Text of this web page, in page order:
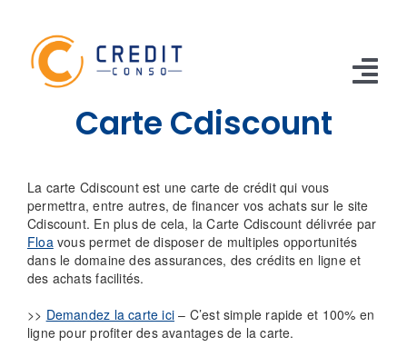
content
TRAVAUX
VOITURE
RENOUVELABLE
Carte Cdiscount
La carte Cdiscount est une carte de crédit qui vous
permettra, entre autres, de financer vos achats sur le site
Cdiscount. En plus de cela, la Carte Cdiscount délivrée par
Floavous permet de disposer de multiples opportunités
dans le domaine des assurances, des crédits en ligne et
des achats facilités.
>> Demandez la carte ici – C’est simple rapide et 100% en
ligne pour profiter des avantages de la carte.